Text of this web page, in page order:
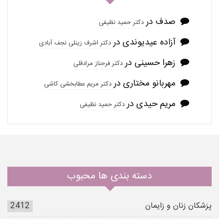
صدف دردکتر حمید نظیفی
آزاده عیدیوندی دردکتر اشرف زینلی نجف آبادی
زهرا حسینی دردکتر فرحناز مرادقلی
مهربانو مختاری دردکتر مریم عطابخشی کاشی
مریم حیدی دردکتر حمید نظیفی
دسته بندی ها محبوب
پزشکان زنان و زایمان
2412